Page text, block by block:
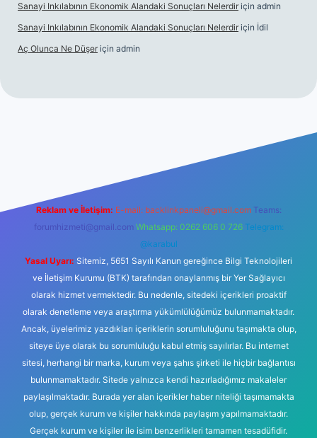
Sanayi Inkılabının Ekonomik Alandaki Sonuçları Nelerdir için admin
Sanayi Inkılabının Ekonomik Alandaki Sonuçları Nelerdir için İdil
Aç Olunca Ne Düşer için admin
Reklam ve İletişim: E-mail: backlinkpaneli@gmail.com Teams:
forumhizmeti@gmail.com Whatsapp: 0262 606 0 726 Telegram:
@karabul
Yasal Uyarı: Sitemiz, 5651 Sayılı Kanun gereğince Bilgi Teknolojileri
ve İletişim Kurumu (BTK) tarafından onaylanmış bir Yer Sağlayıcı
olarak hizmet vermektedir. Bu nedenle, sitedeki içerikleri proaktif
olarak denetleme veya araştırma yükümlülüğümüz bulunmamaktadır.
Ancak, üyelerimiz yazdıkları içeriklerin sorumluluğunu taşımakta olup,
siteye üye olarak bu sorumluluğu kabul etmiş sayılırlar. Bu internet
sitesi, herhangi bir marka, kurum veya şahıs şirketi ile hiçbir bağlantısı
bulunmamaktadır. Sitede yalnızca kendi hazırladığımız makaleler
paylaşılmaktadır. Burada yer alan içerikler haber niteliği taşımamakta
olup, gerçek kurum ve kişiler hakkında paylaşım yapılmamaktadır.
Gerçek kurum ve kişiler ile isim benzerlikleri tamamen tesadüfidir.